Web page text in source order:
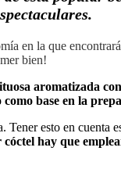
en la que
bien!
aromatizada
base en la
Tener esto en cuenta
hay que